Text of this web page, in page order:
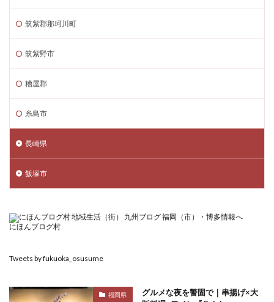
筑紫郡那珂川町
筑紫野市
糟屋郡
糸島市
長崎県
飯塚市
にほんブログ村
Tweets by fukuoka_osusume
福岡県
グルメな夜を警固で｜串揚げ×大